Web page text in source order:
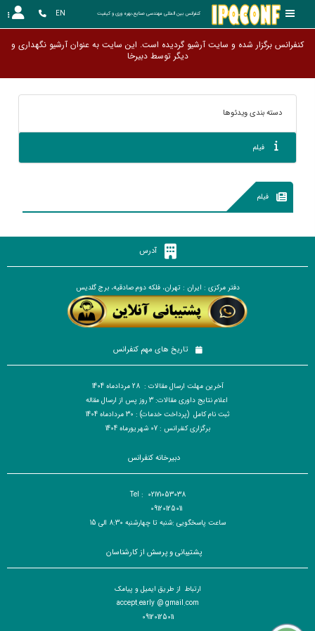
کنفرانس بین المللی مهندسی صنایع،بهره وری و کیفیت EN
کنفرانس برگزار شده و سایت آرشیو گردیده است. این سایت به عنوان آرشیو نگهداری و
دیگر توسط د
دسته بندی ویدئوها
فیلم
فیلم
آدرس
دفتر مرکزی : ایران : تهران، فلکه دوم صادقیه، برج گلدیس
تاریخ های مهم کنفرانس
آخرین مهلت ارسال مقالات : 28 مردادماه 1404
اعلام نتایج داوری مقالات: 3 روز پس از ارسال مقاله
ثبت نام کامل (پرداخت خدمات) : 30 مردادماه 1404
برگزاری کنفرانس : 07 شهریورماه 1404
دبیرخانه کنفرانس
Tel : 02171053038
09120125011
ساعت پاسخگویی :شنبه تا چهارشنبه 8:30 الی 15
پشتیبانی و پرسش از کارشناسان
ارتباط از طریق ایمیل و پیامک
accept.early @ gmail.com
09120125011